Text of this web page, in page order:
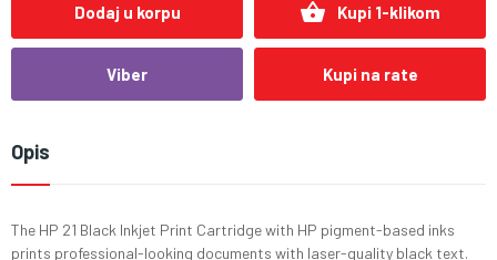
Dodaj u korpu shopping_basket Kupi 1-klikom
Viber Kupi na rate
Opis
The HP 21 Black Inkjet Print Cartridge with HP pigment-based inks
prints professional-looking documents with laser-quality black text.